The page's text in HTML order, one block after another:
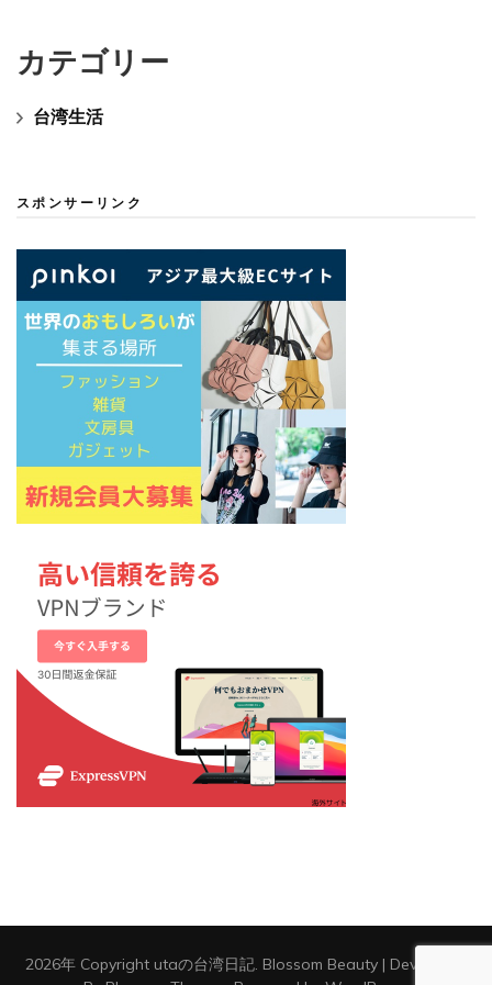
カテゴリー
台湾生活
スポンサーリンク
2026年 Copyright utaの台湾日記. Blossom Beauty | Developed